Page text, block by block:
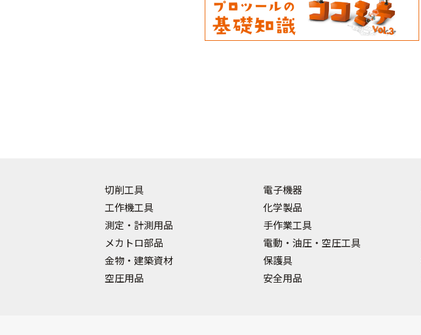
切削工具
工作機工具
測定・計測用品
メカトロ部品
金物・建築資材
空圧用品
電子機器
化学製品
手作業工具
電動・油圧・空圧工具
保護具
安全用品